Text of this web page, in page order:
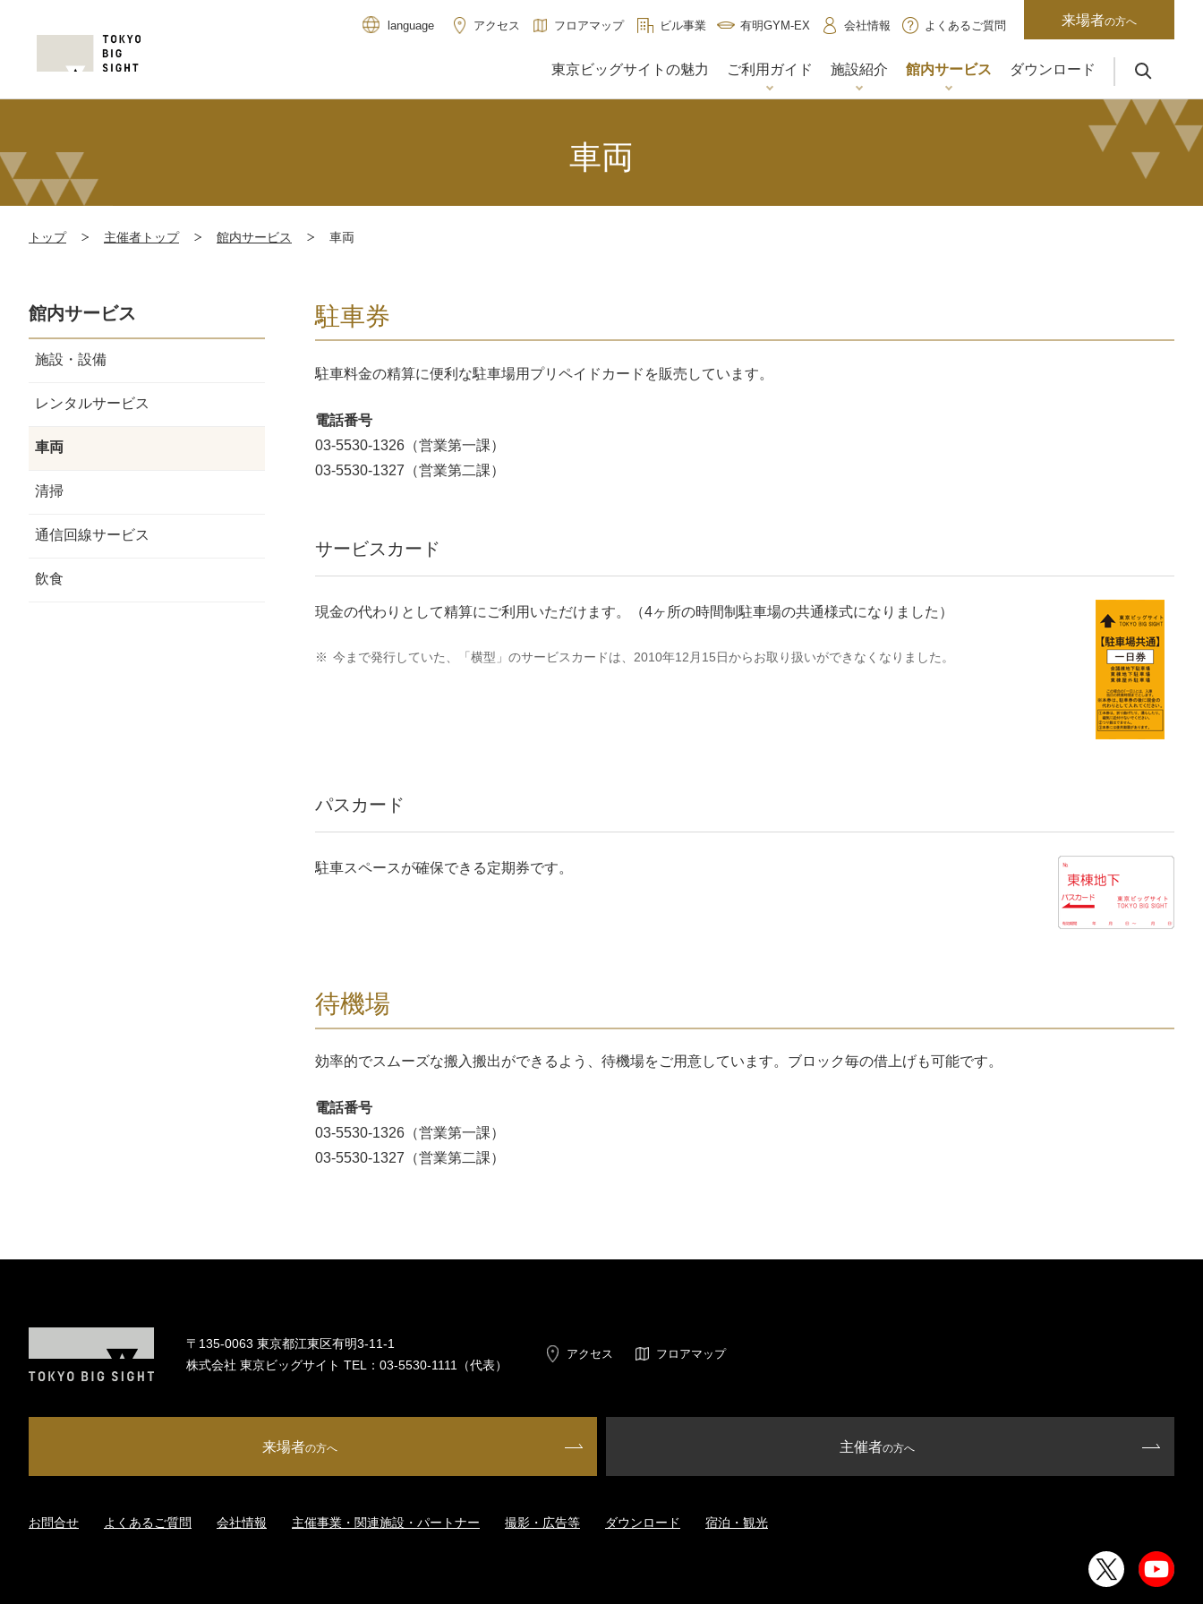
language アクセス フロアマップ ビル事業 有明GYM-EX 会社情報 よくあるご質問 来場者の方へ
東京ビッグサイトの魅力 ご利用ガイド 施設紹介 館内サービス ダウンロード
サイト内検索
車両
トップ 主催者トップ 館内サービス 車両
駐車券
駐車料金の精算に便利な駐車場用プリペイドカードを販売しています。
電話番号
03-5530-1326 （営業第一課）
03-5530-1327 （営業第二課）
サービスカード
現金の代わりとして精算にご利用いただけます。（4ヶ所の時間制駐車場の共通様式になりました）
※ 今まで発行していた、「横型」のサービスカードは、2010年12月15日からお取り扱いができなくなりました。
パスカード
駐車スペースが確保できる定期券です。
待機場
効率的でスムーズな搬入搬出ができるよう、待機場をご用意しています。ブロック毎の借上げも可能です。
電話番号
03-5530-1326 （営業第一課）
03-5530-1327 （営業第二課）
館内サービス
施設・設備
レンタルサービス
車両
清掃
通信回線サービス
飲食
〒135-0063 東京都江東区有明3-11-1
株式会社 東京ビッグサイト TEL： 03-5530-1111 （代表）
アクセス フロアマップ
来場者の方へ 主催者の方へ
お問合せ よくあるご質問 会社情報 主催事業・関連施設・パートナー 撮影・広告等 ダウンロード 宿泊・観光